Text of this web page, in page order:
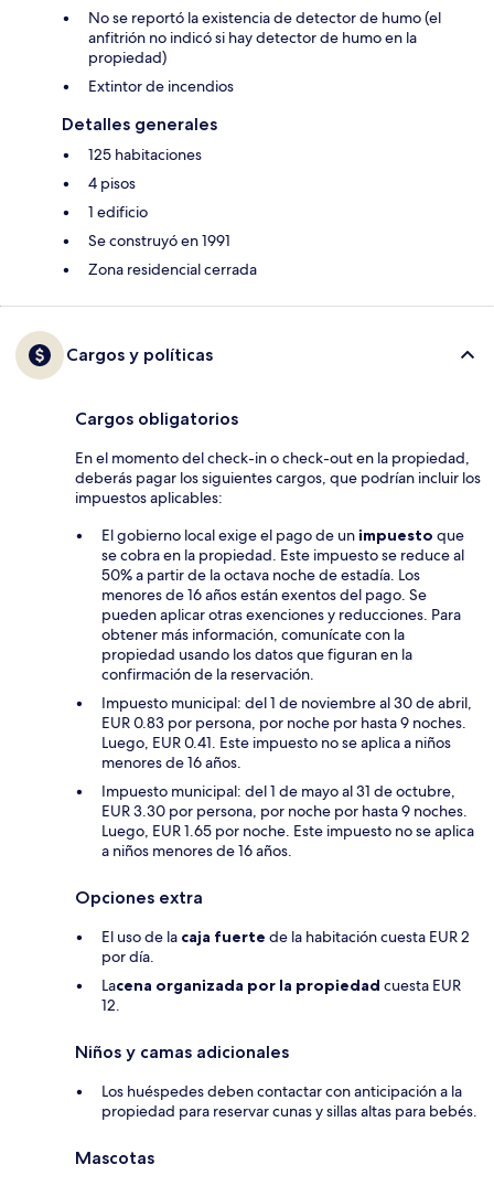
No se reportó la existencia de detector de humo (el
anfitrión no indicó si hay detector de humo en la
propiedad)
Extintor de incendios
Detalles generales
125 habitaciones
4 pisos
1 edificio
Se construyó en 1991
Zona residencial cerrada
Cargos y políticas
Cargos obligatorios
En el momento del check-in o check-out en la propiedad,
deberás pagar los siguientes cargos, que podrían incluir los
impuestos aplicables:
El gobierno local exige el pago de unimpuesto que
se cobra en la propiedad. Este impuesto se reduce al
50% a partir de la octava noche de estadía. Los
menores de 16 años están exentos del pago. Se
pueden aplicar otras exenciones y reducciones. Para
obtener más información, comunícate con la
propiedad usando los datos que figuran en la
confirmación de la reservación.
Impuesto municipal: del 1 de noviembre al 30 de abril,
EUR 0.83 por persona, por noche por hasta 9 noches.
Luego, EUR 0.41. Este impuesto no se aplica a niños
menores de 16 años.
Impuesto municipal: del 1 de mayo al 31 de octubre,
EUR 3.30 por persona, por noche por hasta 9 noches.
Luego, EUR 1.65 por noche. Este impuesto no se aplica
a niños menores de 16 años.
Opciones extra
El uso de la caja fuerte de la habitación cuesta EUR 2
por día.
Lacena organizada por la propiedad cuesta EUR
12.
Niños y camas adicionales
Los huéspedes deben contactar con anticipación a la
propiedad para reservar cunas y sillas altas para bebés.
Mascotas